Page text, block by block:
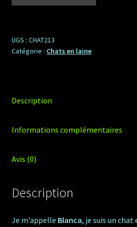
laine
-
213
UGS : CHAT213
Catégorie : Chats en laine
Description
Informations complémentaires
Avis (0)
Description
Je m’appelle Blanca, je suis un chat